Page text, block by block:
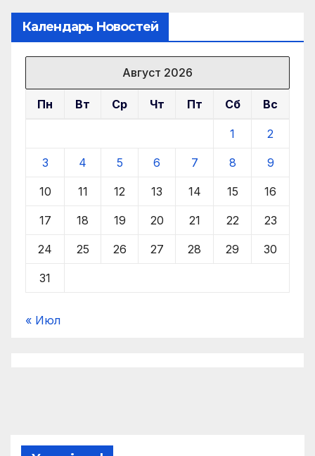
Календарь Новостей
Август 2026
Пн Вт Ср Чт Пт Сб Вс
1 2
3 4 5 6 7 8 9
10 11 12 13 14 15 16
17 18 19 20 21 22 23
24 25 26 27 28 29 30
31
« Июл